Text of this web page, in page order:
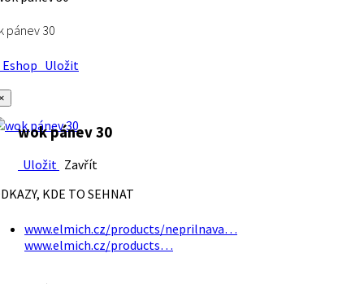
pánev 30
Uložit
wok pánev 30
Uložit Zavřít
KDE TO SEHNAT
www.elmich.cz/products/neprilnava…
www.elmich.cz/products…